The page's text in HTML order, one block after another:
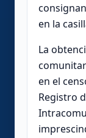
en la
La
en el
Registro